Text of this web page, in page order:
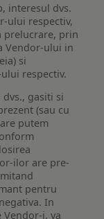
interesul dvs.
ului respectiv,
prelucrare, prin
Vendor-ului in
si
respectiv.
gasiti si
(sau cu
putem
ilor are pre-
pentru
In
i, va